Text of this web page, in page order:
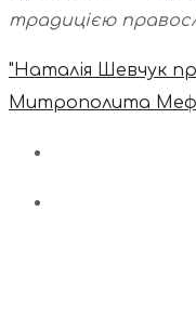
традицією
"Наталія Шевчук
Митрополита